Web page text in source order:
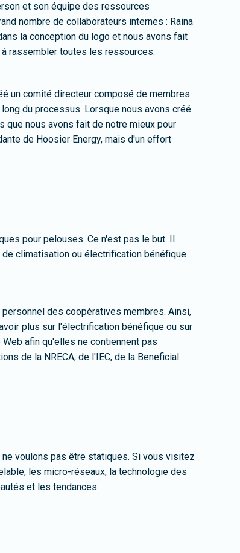
et son équipe des ressources
nombre de collaborateurs internes : Raina
la conception du logo et nous avons fait
à rassembler toutes les ressources.
un comité directeur composé de membres
du processus. Lorsque nous avons créé
que nous avons fait de notre mieux pour
de Hoosier Energy, mais d'un effort
pour pelouses. Ce n'est pas le but. Il
climatisation ou électrification bénéfique
des coopératives membres. Ainsi,
plus sur l'électrification bénéfique ou sur
afin qu'elles ne contiennent pas
de la NRECA, de l'IEC, de la Beneficial
voulons pas être statiques. Si vous visitez
les micro-réseaux, la technologie des
et les tendances.